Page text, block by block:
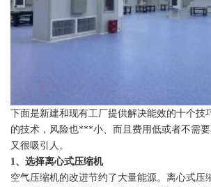
下面是新建和现有工厂提供解决能效的十个技
的技术，风险也***小、而且费用低或者不需
又很吸引人。
1 、选择离心式压缩机
空气压缩机的改进节约了大量能源。离心式压